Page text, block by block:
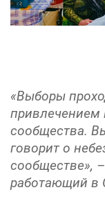
«Выборы
привлечением
сообщества.
говорит о
сообществе»,
работающий в